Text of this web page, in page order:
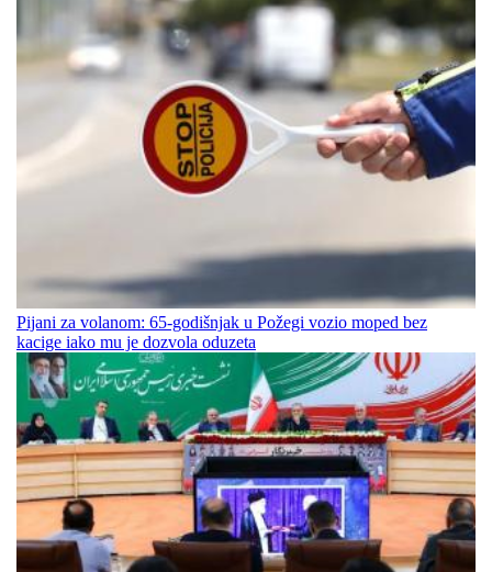
Pijani za volanom: 65-godišnjak u Požegi vozio moped bez
kacige iako mu je dozvola oduzeta